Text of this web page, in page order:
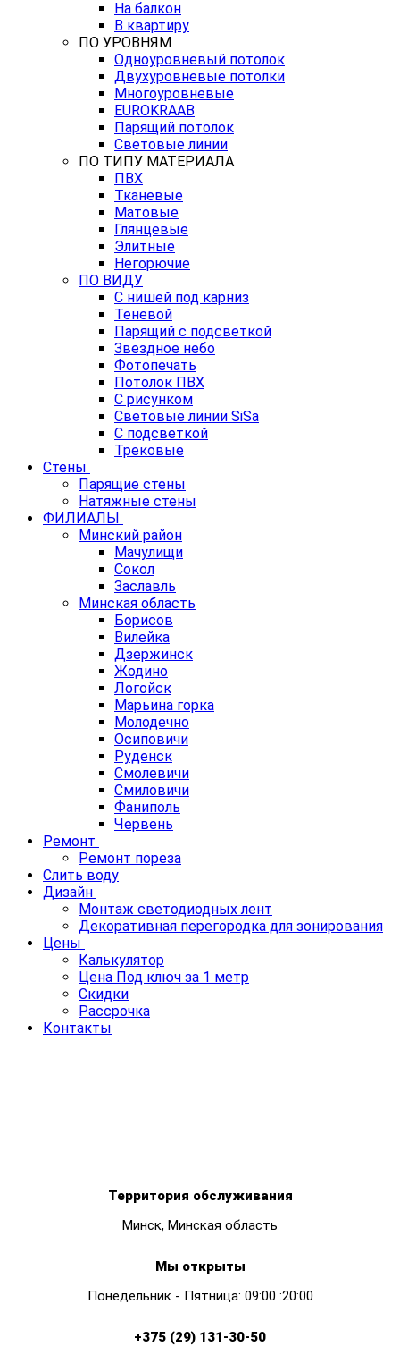
На балкон
В квартиру
ПО УРОВНЯМ
Одноуровневый потолок
Двухуровневые потолки
Многоуровневые
EUROKRAAB
Парящий потолок
Световые линии
ПО ТИПУ МАТЕРИАЛА
ПВХ
Тканевые
Матовые
Глянцевые
Элитные
Негорючие
ПО ВИДУ
С нишей под карниз
Теневой
Парящий с подсветкой
Звездное небо
Фотопечать
Потолок ПВХ
С рисунком
Световые линии SiSa
С подсветкой
Трековые
Стены
Парящие стены
Натяжные стены
ФИЛИАЛЫ
Минский район
Мачулищи
Сокол
Заславль
Минская область
Борисов
Вилейка
Дзержинск
Жодино
Логойск
Марьина горка
Молодечно
Осиповичи
Руденск
Смолевичи
Смиловичи
Фаниполь
Червень
Ремонт
Ремонт пореза
Слить воду
Дизайн
Монтаж светодиодных лент
Декоративная перегородка для зонирования
Цены
Калькулятор
Цена Под ключ за 1 метр
Скидки
Рассрочка
Контакты
Территория обслуживания
Минск, Минская область
Мы открыты
Понедельник - Пятница: 09:00 :20:00
+375 (29) 131-30-50